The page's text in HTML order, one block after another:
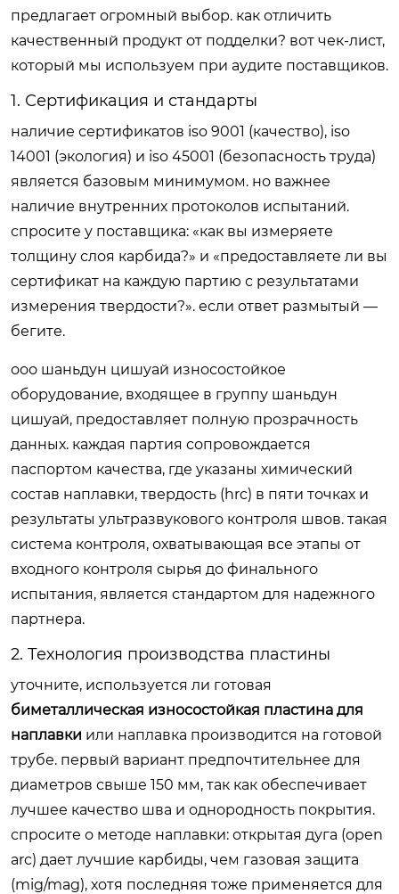
предлагает огромный выбор. как отличить
качественный продукт от подделки? вот чек-лист,
который мы используем при аудите поставщиков.
1. Сертификация и стандарты
наличие сертификатов iso 9001 (качество), iso
14001 (экология) и iso 45001 (безопасность труда)
является базовым минимумом. но важнее
наличие внутренних протоколов испытаний.
спросите у поставщика: «как вы измеряете
толщину слоя карбида?» и «предоставляете ли вы
сертификат на каждую партию с результатами
измерения твердости?». если ответ размытый —
бегите.
ооо шаньдун цишуай износостойкое
оборудование, входящее в группу шаньдун
цишуай, предоставляет полную прозрачность
данных. каждая партия сопровождается
паспортом качества, где указаны химический
состав наплавки, твердость (hrc) в пяти точках и
результаты ультразвукового контроля швов. такая
система контроля, охватывающая все этапы от
входного контроля сырья до финального
испытания, является стандартом для надежного
партнера.
2. Технология производства пластины
уточните, используется ли готовая
биметаллическая износостойкая пластина для
наплавки или наплавка производится на готовой
трубе. первый вариант предпочтительнее для
диаметров свыше 150 мм, так как обеспечивает
лучшее качество шва и однородность покрытия.
спросите о методе наплавки: открытая дуга (open
arc) дает лучшие карбиды, чем газовая защита
(mig/mag), хотя последняя тоже применяется для